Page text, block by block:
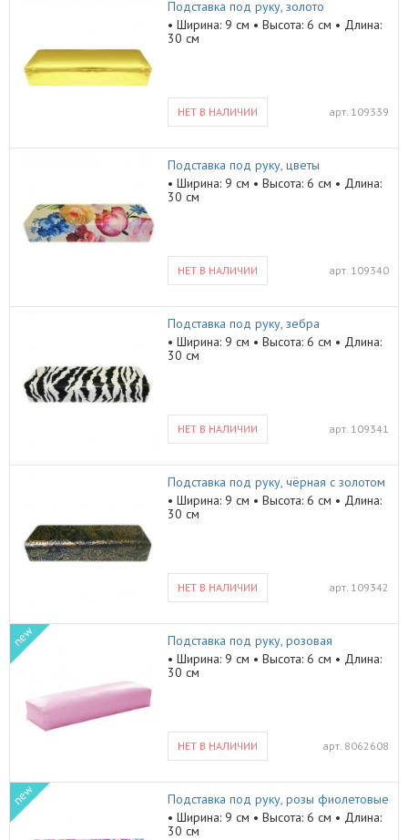
Подставка под руку, золото
• Ширина: 9 см • Высота: 6 см • Длина:
30 см
НЕТ В НАЛИЧИИ арт. 109339
Подставка под руку, цветы
• Ширина: 9 см • Высота: 6 см • Длина:
30 см
НЕТ В НАЛИЧИИ арт. 109340
Подставка под руку, зебра
• Ширина: 9 см • Высота: 6 см • Длина:
30 см
НЕТ В НАЛИЧИИ арт. 109341
Подставка под руку, чёрная с золотом
• Ширина: 9 см • Высота: 6 см • Длина:
30 см
НЕТ В НАЛИЧИИ арт. 109342
new
Подставка под руку, розовая
• Ширина: 9 см • Высота: 6 см • Длина:
30 см
НЕТ В НАЛИЧИИ арт. 8062608
new
Подставка под руку, розы фиолетовые
• Ширина: 9 см • Высота: 6 см • Длина:
30 см